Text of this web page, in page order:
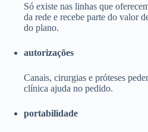
Só existe nas linhas que
da rede e recebe parte do valor
do plano.
autorizações
Canais, cirurgias e próteses
clínica ajuda no pedido.
portabilidade